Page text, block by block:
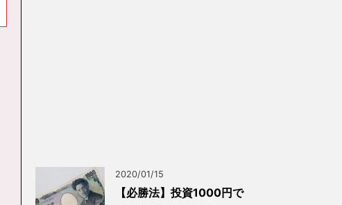
2020/01/15
【必勝法】投資1000円で